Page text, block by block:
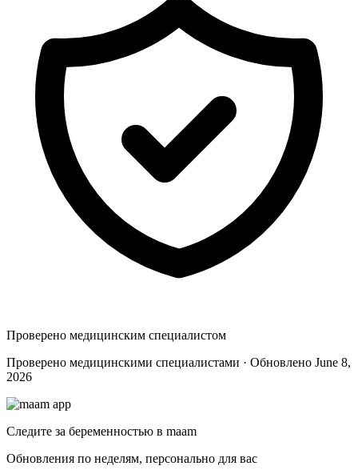
Проверено медицинским специалистом
Проверено медицинскими специалистами · Обновлено June 8,
2026
Следите за беременностью в maam
Обновления по неделям, персонально для вас